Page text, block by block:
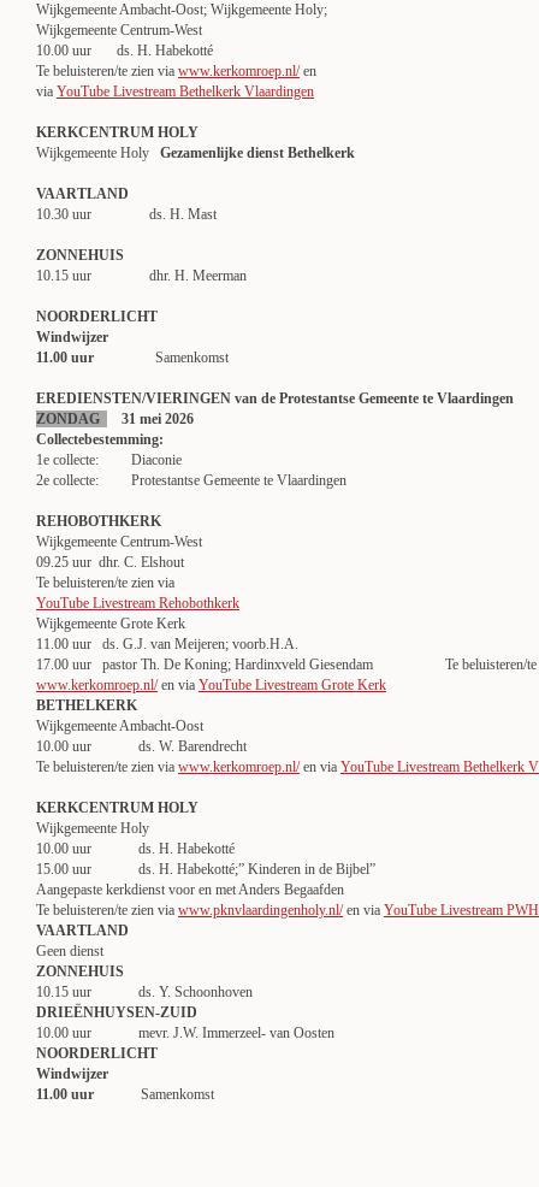
Wijkgemeente Ambacht-Oost; Wijkgemeente Holy;
Wijkgemeente Centrum-West
10.00 uur ds. H. Habekotté
Te beluisteren/te zien via www.kerkomroep.nl/en
via YouTube Livestream Bethelkerk Vlaardingen
KERKCENTRUM HOLY
Wijkgemeente Holy Gezamenlijke dienst Bethelkerk
VAARTLAND
10.30 uur ds. H. Mast
ZONNEHUIS
10.15 uur dhr. H. Meerman
NOORDERLICHT
Windwijzer
11.00 uur Samenkomst
EREDIENSTEN/VIERINGEN van de Protestantse Gemeente te Vlaardingen
ZONDAG
31 mei 2026
Collectebestemming:
1e collecte: Diaconie
2e collecte: Protestantse Gemeente te Vlaardingen
REHOBOTHKERK
Wijkgemeente Centrum-West
09.25 uur dhr. C. Elshout
Te beluisteren/te zien via
YouTube Livestream Rehobothkerk
Wijkgemeente Grote Kerk
11.00 uur ds. G.J. van Meijeren; voorb.H.A.
17.00 uur pastor Th. De Koning; Hardinxveld Giesendam Te beluisteren/te
www.kerkomroep.nl/en via YouTube Livestream Grote Kerk
BETHELKERK
Wijkgemeente Ambacht-Oost
10.00 uur ds. W. Barendrecht
Te beluisteren/te zien via www.kerkomroep.nl/en via YouTube Livestream Bethelkerk
KERKCENTRUM HOLY
Wijkgemeente Holy
10.00 uur ds. H. Habekotté
15.00 uur ds. H. Habekotté;” Kinderen in de Bijbel”
Aangepaste kerkdienst voor en met Anders Begaafden
Te beluisteren/te zien via www.pknvlaardingenholy.nl/en via YouTube Livestream
VAARTLAND
Geen dienst
ZONNEHUIS
10.15 uur ds. Y. Schoonhoven
DRIEËNHUYSEN-ZUID
10.00 uur mevr. J.W. Immerzeel- van Oosten
NOORDERLICHT
Windwijzer
11.00 uur Samenkomst